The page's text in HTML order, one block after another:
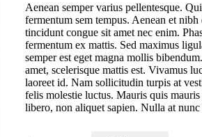
Aenean semper varius pellentesque.
fermentum sem tempus. Aenean et
tincidunt congue sit amet nec enim.
fermentum ex mattis. Sed maximus
semper est eget magna mollis
amet, scelerisque mattis est. Vivamus
laoreet id. Nam sollicitudin turpis at
felis molestie luctus. Mauris quis
libero, non aliquet sapien. Nulla at nunc